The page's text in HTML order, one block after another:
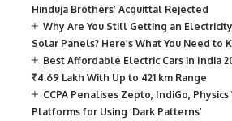
Hinduja Brothers’ Acquittal Rejected
Why Are You Still Getting an
Solar Panels? Here’s What You Need to
Best Affordable Electric Cars in India
₹4.69 Lakh With Up to 421 km Range
CCPA Penalises Zepto, IndiGo,
Platforms for Using ‘Dark Patterns’